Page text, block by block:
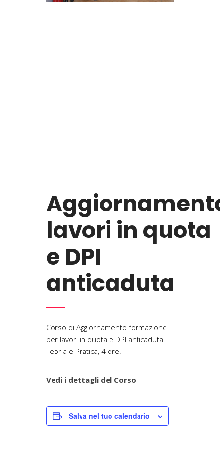
lavori in quota
e DPI
anticaduta
Corso di Aggiornamento formazione
per lavori in quota e DPI anticaduta.
Teoria e Pratica, 4 ore.
Vedi i dettagli del Corso
Salva nel tuo calendario